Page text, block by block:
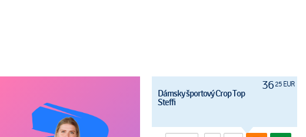
3625 EUR
Dámsky športový Crop Top
Steffi